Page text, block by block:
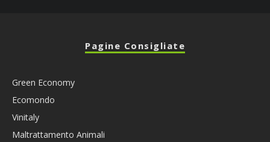
Pagine Consigliate
Green Economy
Ecomondo
Vinitaly
Maltrattamento Animali